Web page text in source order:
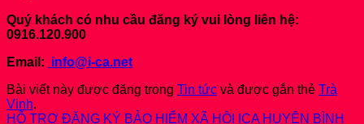
Quý khách có nhu cầu đăng ký vui lòng liên hệ:
0916.120.900
Email: info@i-ca.net
Bài viết này được đăng trong Tin tức và được gắn thẻ Trà
Vinh.
HỖ TRỢ ĐĂNG KÝ BẢO HIỂM XÃ HỘI ICA HUYỆN BÌNH